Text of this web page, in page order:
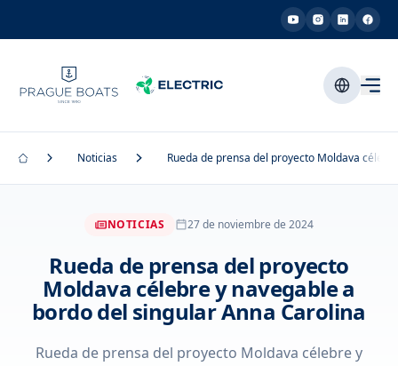
Noticias Rueda de prensa del proyecto Moldava
NOTICIAS 27 de noviembre de 2024
Rueda de prensa del proyecto
Moldava célebre y navegable a
bordo del singular Anna Carolina
Rueda de prensa del proyecto Moldava célebre y